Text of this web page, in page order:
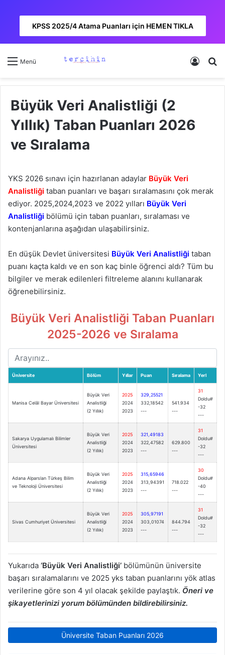
KPSS 2025/4 Atama Puanları için HEMEN TIKLA
Menü Kayıt
Büyük Veri Analistliği (2
Yıllık) Taban Puanları 2026
ve Sıralama
YKS 2026 sınavı için hazırlanan adaylar Büyük Veri
Analistliği taban puanları ve başarı sıralamasını çok merak
ediyor. 2025,2024,2023 ve 2022 yılları Büyük Veri
Analistliği bölümü için taban puanları, sıralaması ve
kontenjanlarına aşağıdan ulaşabilirsiniz.
En düşük Devlet üniversitesi Büyük Veri Analistliği taban
puanı kaçta kaldı ve en son kaç binle öğrenci aldı? Tüm bu
bilgiler ve merak edilenleri filtreleme alanını kullanarak
öğrenebilirsiniz.
Büyük Veri Analistliği Taban Puanları
2025-2026 ve Sıralama
Üniversite Bölüm Yıllar Puan Sıralama Yerl
Manisa Celâl Bayar Üniversitesi
Büyük Veri
Analistliği
(2 Yıllık)
2025
2024
2023
329,25521
332,18542
---
541.934
---
31
Doldu#
-32
---
Sakarya Uygulamalı Bilimler
Üniversitesi
Büyük Veri
Analistliği
(2 Yıllık)
2025
2024
2023
321,49183
322,47582
---
629.800
---
31
Doldu#
-32
---
Adana Alparslan Türkeş Bilim
ve Teknoloji Üniversitesi
Büyük Veri
Analistliği
(2 Yıllık)
2025
2024
2023
315,65946
313,94391
---
718.022
---
30
Doldu#
-40
---
Sivas Cumhuriyet Üniversitesi
Büyük Veri
Analistliği
(2 Yıllık)
2025
2024
2023
305,97191
303,01074
---
844.794
---
31
Doldu#
-32
---
Yukarıda ‘Büyük Veri Analistliği’ bölümünün üniversite
başarı sıralamalarını ve 2025 yks taban puanlarını yök atlas
verilerine göre son 4 yıl olacak şekilde paylaştık. Öneri ve
şikayetlerinizi yorum bölümünden bildirebilirsiniz.
Üniversite Taban Puanları 2026